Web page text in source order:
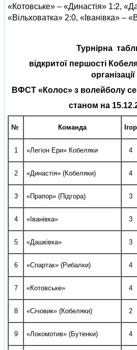
«Котовське» – «Династія» 1:2,
«Вільховатка» 2:0, «Іванівка» –
Турнірна
відкритої першості
організації
ВФСТ «Колос» з волейболу
станом на
№ Команда Ігор
1 «Легіон Ери» Кобеляки 4
2 «Династія» (Кобеляки) 4
3 «Прапор» (Підгора) 3
4 «Іванівка» 3
5 «Дашківка» 3
6 «Спартак» (Рибалки) 4
7 «Котовське» 4
8 «Січовик» (Кобеляки) 2
9 «Локомотив» (Бутенки) 4